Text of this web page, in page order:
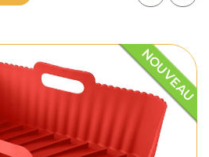
NOUVEAU